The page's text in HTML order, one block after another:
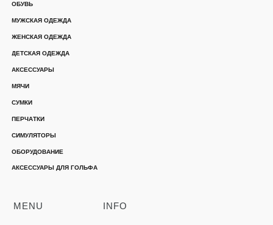
MENU INFO
СУМКИ
ОБУВЬ
ПЕРЧАТКИ
АКСЕССУАРЫ ДЛЯ ГОЛЬФА
МЯЧИ
СИМУЛЯТОРЫ
ОБОРУДОВАНИЕ
МУЖСКАЯ ОДЕЖДА
ЖЕНСКАЯ ОДЕЖДА
ДЕТСКАЯ ОДЕЖДА
АКСЕССУАРЫ